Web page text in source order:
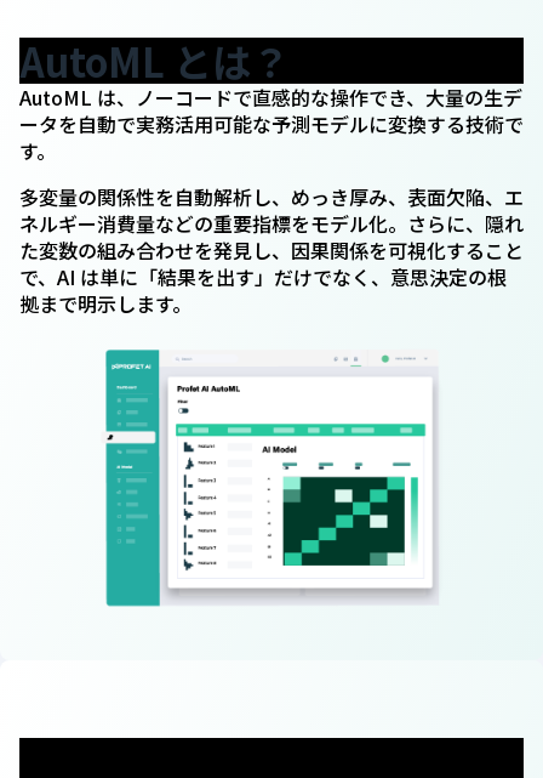
AutoML とは？
AutoML は、ノーコードで直感的な操作でき、大量の生デ
ータを自動で実務活用可能な予測モデルに変換する技術で
す。
多変量の関係性を自動解析し、めっき厚み、表面欠陥、エ
ネルギー消費量などの重要指標をモデル化。さらに、隠れ
た変数の組み合わせを発見し、因果関係を可視化すること
で、AI は単に「結果を出す」だけでなく、意思決定の根
拠まで明示します。